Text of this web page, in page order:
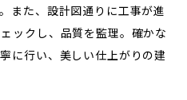
また、設計図通りに工事が進
ックし、品質を監理。確かな
に行い、美しい仕上がりの建